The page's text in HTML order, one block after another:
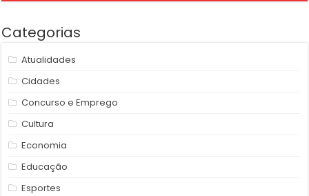
Categorias
Atualidades
Cidades
Concurso e Emprego
Cultura
Economia
Educação
Esportes